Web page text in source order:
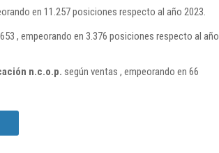
en 11.257 posiciones respecto al año 2023.
, empeorando en 3.376 posiciones respecto al año
n.c.o.p. según ventas , empeorando en 66